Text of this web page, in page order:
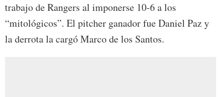
trabajo de Rangers al imponerse 10-6 a los
“mitológicos”. El pitcher ganador fue Daniel Paz y
la derrota la cargó Marco de los Santos.